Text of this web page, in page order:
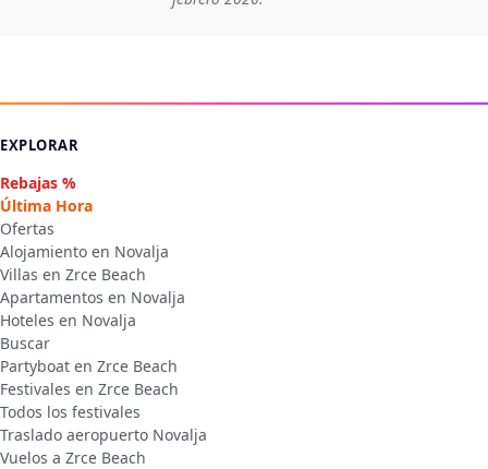
EXPLORAR
Rebajas %
Última Hora
Ofertas
Alojamiento en Novalja
Villas en Zrce Beach
Apartamentos en Novalja
Hoteles en Novalja
Buscar
Partyboat en Zrce Beach
Festivales en Zrce Beach
Todos los festivales
Traslado aeropuerto Novalja
Vuelos a Zrce Beach